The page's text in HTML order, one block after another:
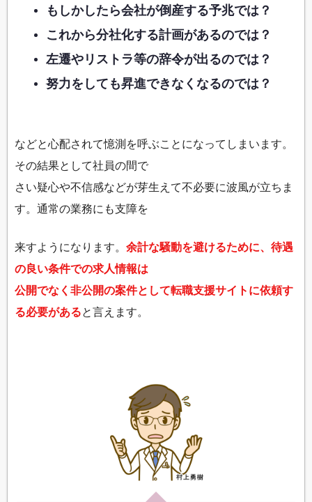
もしかしたら会社が倒産する予兆では？
これから分社化する計画があるのでは？
左遷やリストラ等の辞令が出るのでは？
努力をしても昇進できなくなるのでは？
などと心配されて憶測を呼ぶことになってしまいます。
その結果として社員の間で
さい疑心や不信感などが芽生えて不必要に波風が立ちま
す。通常の業務にも支障を
来すようになります。 余計な騒動を避けるために、待遇
の良い条件での求人情報は
公開でなく非公開の案件として転職支援サイトに依頼す
る必要があると言えます。